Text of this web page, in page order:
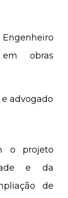
em obras
advogado
o projeto
e da
de